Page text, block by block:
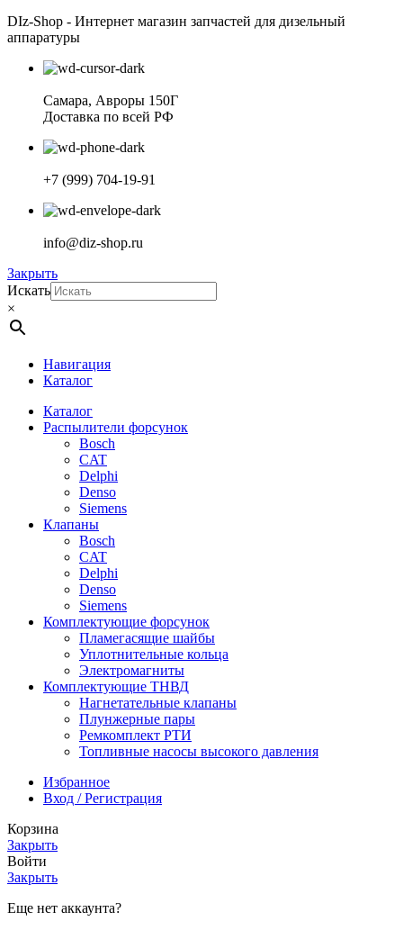
DIz-Shop - Интернет магазин запчастей для дизельный
аппаратуры
Самара, Авроры 150Г
Доставка по всей РФ
+7 (999) 704-19-91
info@diz-shop.ru
Закрыть
Искать
×
Навигация
Каталог
Каталог
Распылители форсунок
Bosch
CAT
Delphi
Denso
Siemens
Клапаны
Bosch
CAT
Delphi
Denso
Siemens
Комплектующие форсунок
Пламегасящие шайбы
Уплотнительные кольца
Электромагниты
Комплектующие ТНВД
Нагнетательные клапаны
Плунжерные пары
Ремкомплект РТИ
Топливные насосы высокого давления
Избранное
Вход / Регистрация
Корзина
Закрыть
Войти
Закрыть
Еще нет аккаунта?